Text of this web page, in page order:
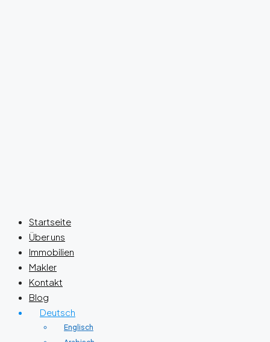
Startseite
Über uns
Immobilien
Makler
Kontakt
Blog
Deutsch
Englisch